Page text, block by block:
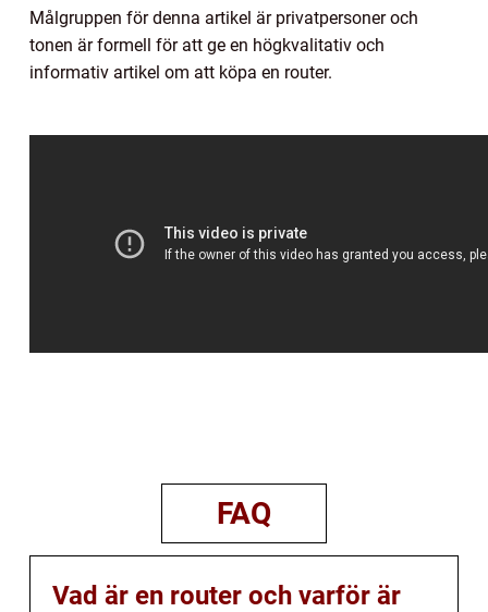
Målgruppen för denna artikel är privatpersoner och
tonen är formell för att ge en högkvalitativ och
informativ artikel om att köpa en router.
FAQ
Vad är en router och varför är